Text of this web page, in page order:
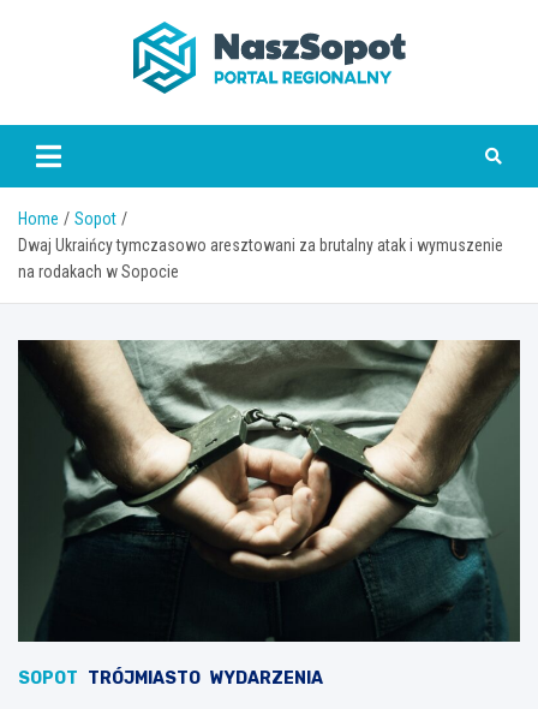
www.naszsopot.pl
Home
Sopot
Dwaj Ukraińcy tymczasowo aresztowani za brutalny atak i wymuszenie
na rodakach w Sopocie
SOPOT TRÓJMIASTO WYDARZENIA